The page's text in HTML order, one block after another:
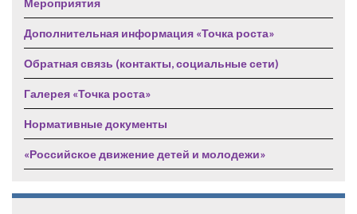
Дополнительная информация «Точка роста»
Обратная связь (контакты, социальные сети)
Галерея «Точка роста»
Нормативные документы
«Российское движение детей и молодежи»